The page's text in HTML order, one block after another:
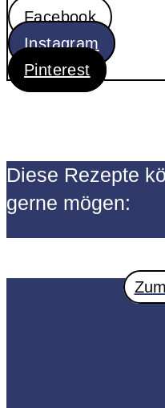
Facebook
Instagram
Pinterest
Diese Rezepte
gerne mögen: